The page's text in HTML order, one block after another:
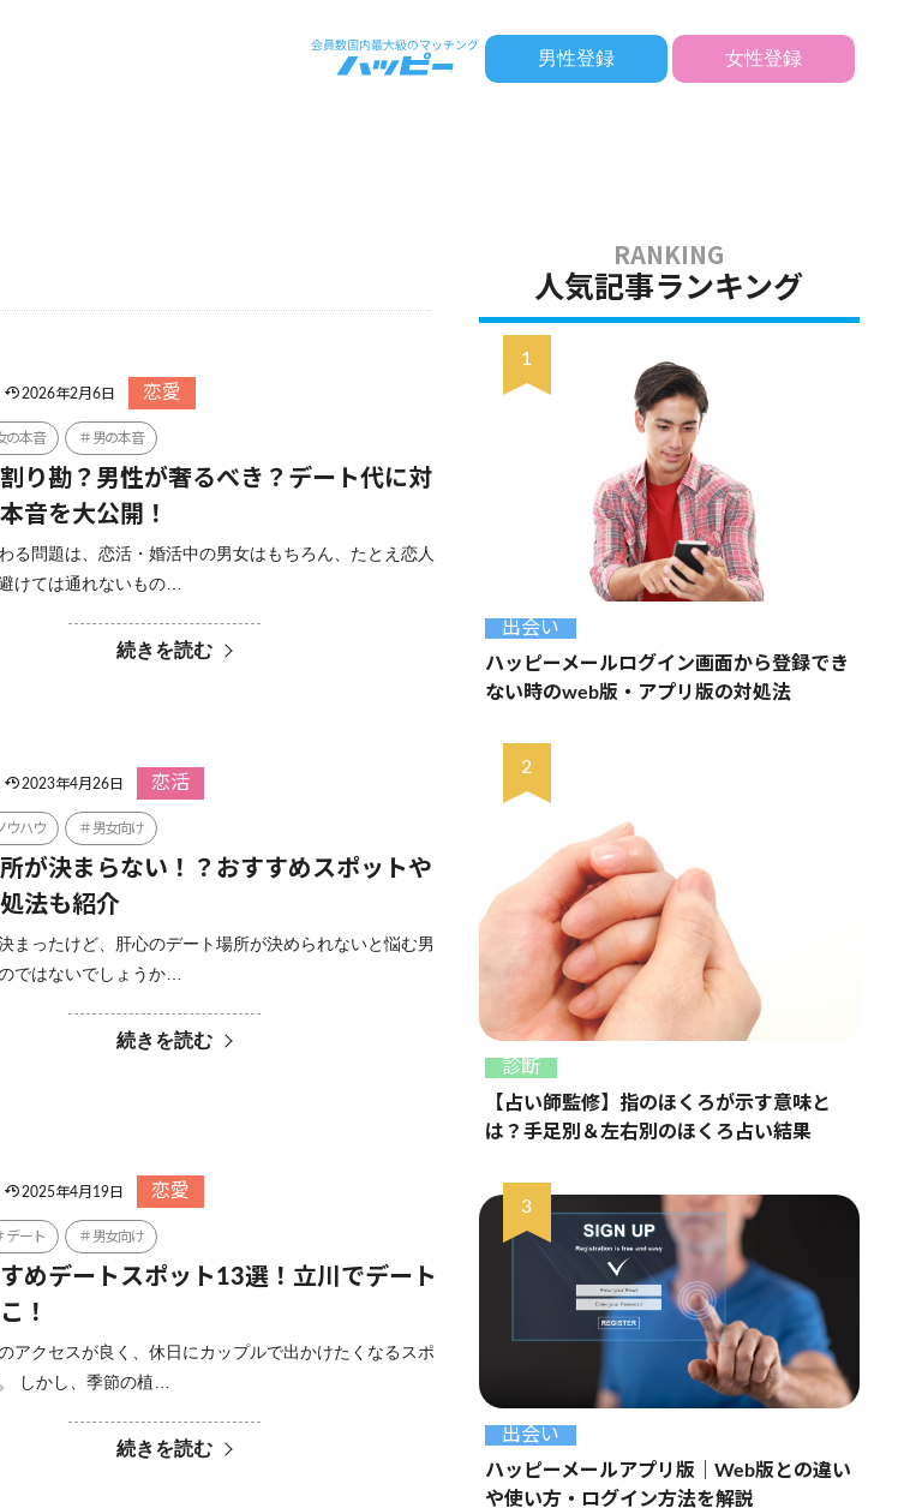
男性登録 女性登録
2026年2月6日 恋愛
の本音 男の本音
り勘？男性が奢るべき？デート代に対
音を大公開！
る問題は、恋活・婚活中の男女はもちろん、たとえ恋人
けては通れないもの…
続きを読む
2023年4月26日 恋活
ウハウ 男女向け
が決まらない！？おすすめスポットや
法も紹介
まったけど、肝心のデート場所が決められないと悩む男
ではないでしょうか…
続きを読む
2025年4月19日 恋愛
デート 男女向け
めデートスポット13選！立川でデート
！
アクセスが良く、休日にカップルで出かけたくなるスポ
しかし、季節の植…
続きを読む
人気記事ランキング
出会い
ハッピーメールログイン画面から登録でき
ない時のweb版・アプリ版の対処法
診断
【占い師監修】指のほくろが示す意味と
は？手足別＆左右別のほくろ占い結果
出会い
ハッピーメールアプリ版｜Web版との違い
や使い方・ログイン方法を解説